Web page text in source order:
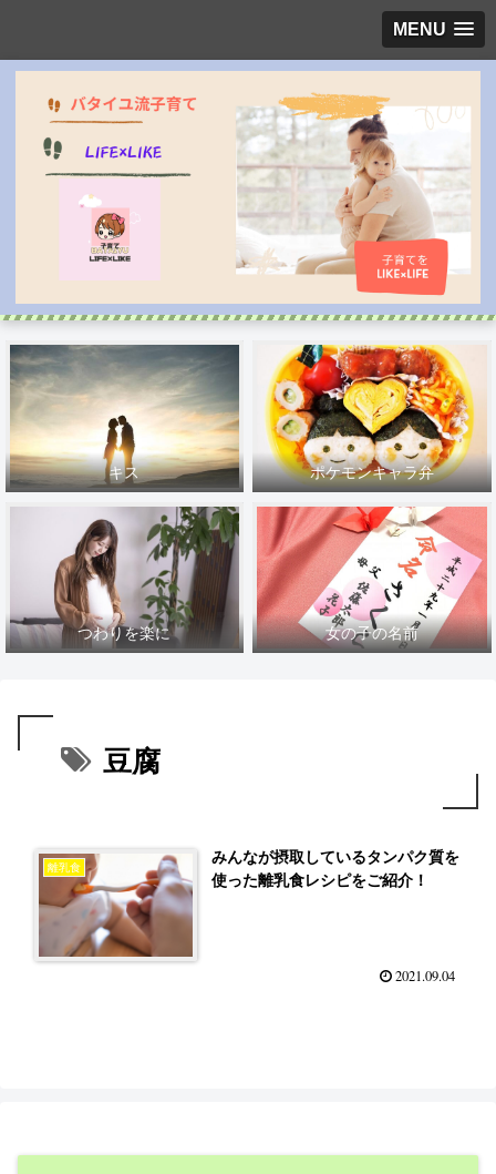
MENU
キス ポケモンキャラ弁
つわりを楽に 女の子の名前
豆腐
離乳食
みんなが摂取しているタンパク質を
使った離乳食レシピをご紹介！
2021.09.04